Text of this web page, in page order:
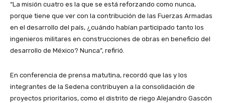
“La misión cuatro es la que se está reforzando como nunca,
porque tiene que ver con la contribución de las Fuerzas Armadas
en el desarrollo del país, ¿cuándo habían participado tanto los
ingenieros militares en construcciones de obras en beneficio del
desarrollo de México? Nunca”, refirió.
En conferencia de prensa matutina, recordó que las y los
integrantes de la Sedena contribuyen a la consolidación de
proyectos prioritarios, como el distrito de riego Alejandro Gascón